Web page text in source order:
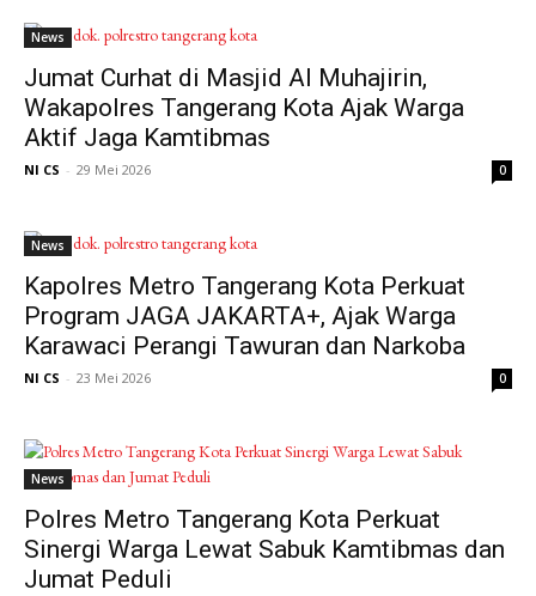
News
Jumat Curhat di Masjid Al Muhajirin,
Wakapolres Tangerang Kota Ajak Warga
Aktif Jaga Kamtibmas
NI CS - 29 Mei 2026 0
News
Kapolres Metro Tangerang Kota Perkuat
Program JAGA JAKARTA+, Ajak Warga
Karawaci Perangi Tawuran dan Narkoba
NI CS - 23 Mei 2026 0
News
Polres Metro Tangerang Kota Perkuat
Sinergi Warga Lewat Sabuk Kamtibmas dan
Jumat Peduli